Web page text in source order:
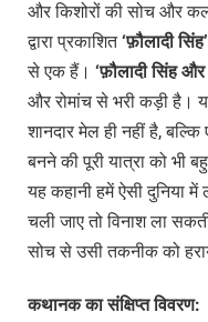
और किशोरों की सोच और
द्वारा प्रकाशित‘फ़ौलादीसिंह’
से एक हैं। ‘फ़ौलादीसिंहऔर
और रोमांच से भरी कड़ी है।
शानदार मेल ही नहीं है,
बनने की पूरी यात्रा को भी
यह कहानी हमें ऐसी दुनिया
चली जाए तो विनाश ला
सोच से उसी तकनीक को
कथानककासंक्षिप्तविवरण: